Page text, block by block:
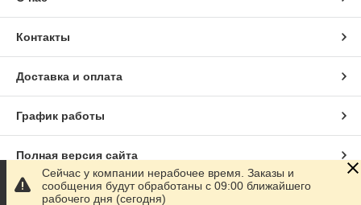
Контакты
Доставка и оплата
График работы
Полная версия сайта
Сайт создан на маркетплейсе
Сейчас у компании нерабочее время. Заказы и
сообщения будут обработаны с 09:00 ближайшего
рабочего дня (сегодня)